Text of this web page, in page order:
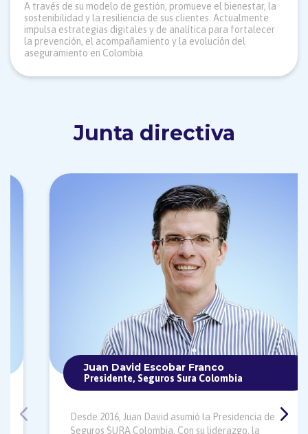
A través de su modelo de gestión, promueve el bienestar, la
sostenibilidad y la resiliencia de sus clientes. Actualmente
impulsa estrategias digitales y de analítica para fortalecer
la prevención, el acompañamiento y la evolución del
aseguramiento en Colombia.
Junta directiva
Juan David Escobar Franco
Presidente, Seguros Sura Colombia
Desde 2016, Juan David asumió la Presidencia de
Seguros SURA Colombia. Con su liderazgo, la